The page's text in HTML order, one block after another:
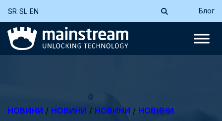
SR SL EN Блог
НОВИНИ / НОВИНИ / НОВИНИ / НОВИНИ